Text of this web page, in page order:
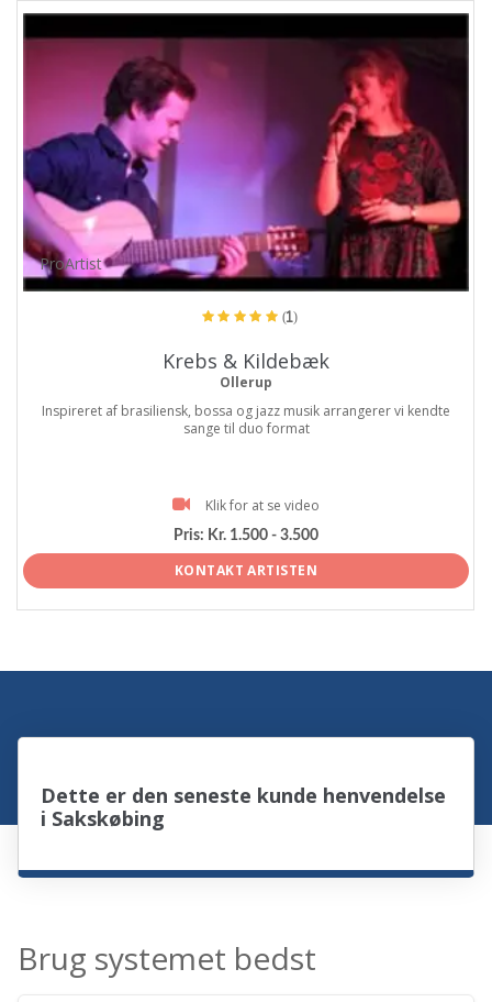
ProArtist
(1)
Krebs & Kildebæk
Ollerup
Inspireret af brasiliensk, bossa og jazz musik arrangerer vi kendte
sange til duo format
Klik for at se video
Pris: Kr. 1.500 - 3.500
KONTAKT ARTISTEN
Dette er den seneste kunde henvendelse
i Sakskøbing
Brug systemet bedst